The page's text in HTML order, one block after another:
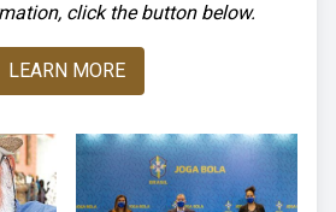
click the button below.
LEARN MORE